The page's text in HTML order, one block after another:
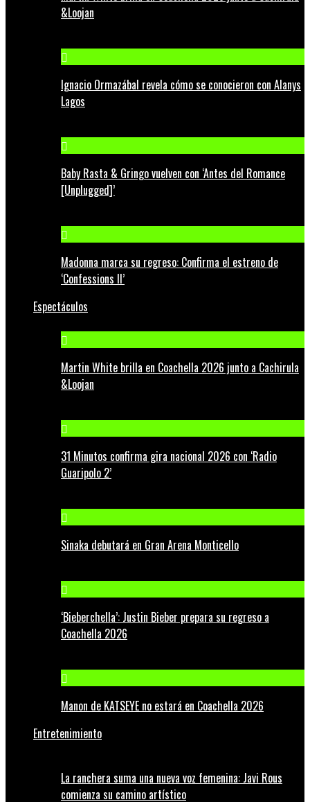
&Loojan
Ignacio Ormazábal revela cómo se conocieron con Alanys
Lagos
Baby Rasta & Gringo vuelven con ‘Antes del Romance
[Unplugged]’
Madonna marca su regreso: Confirma el estreno de
‘Confessions II’
Espectáculos
Martin White brilla en Coachella 2026 junto a Cachirula
&Loojan
31 Minutos confirma gira nacional 2026 con ‘Radio
Guaripolo 2’
Sinaka debutará en Gran Arena Monticello
‘Bieberchella’: Justin Bieber prepara su regreso a
Coachella 2026
Manon de KATSEYE no estará en Coachella 2026
Entretenimiento
La ranchera suma una nueva voz femenina: Javi Rous
comienza su camino artístico